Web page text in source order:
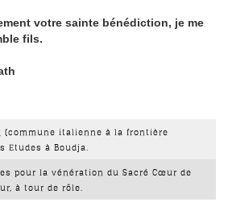
votre sainte bénédiction, je me
fils.
(commune italienne à la frontière
Etudes à Boudja.
pour la vénération du Sacré Cœur de
à tour de rôle.